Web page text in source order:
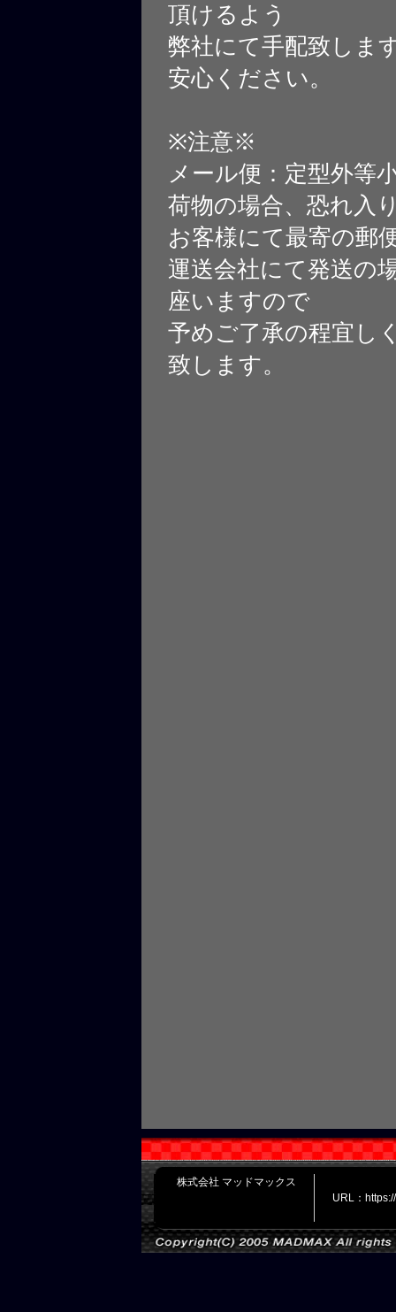
頂けるよう
弊社にて手配致しま
安心ください。
※注意※
メール便：定型外等
荷物の場合、恐れ入
お客様にて最寄の郵
運送会社にて発送の
座いますので
予めご了承の程宜し
致します。
株式会社 マッドマックス
URL：